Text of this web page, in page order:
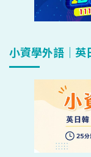
小資學外語｜